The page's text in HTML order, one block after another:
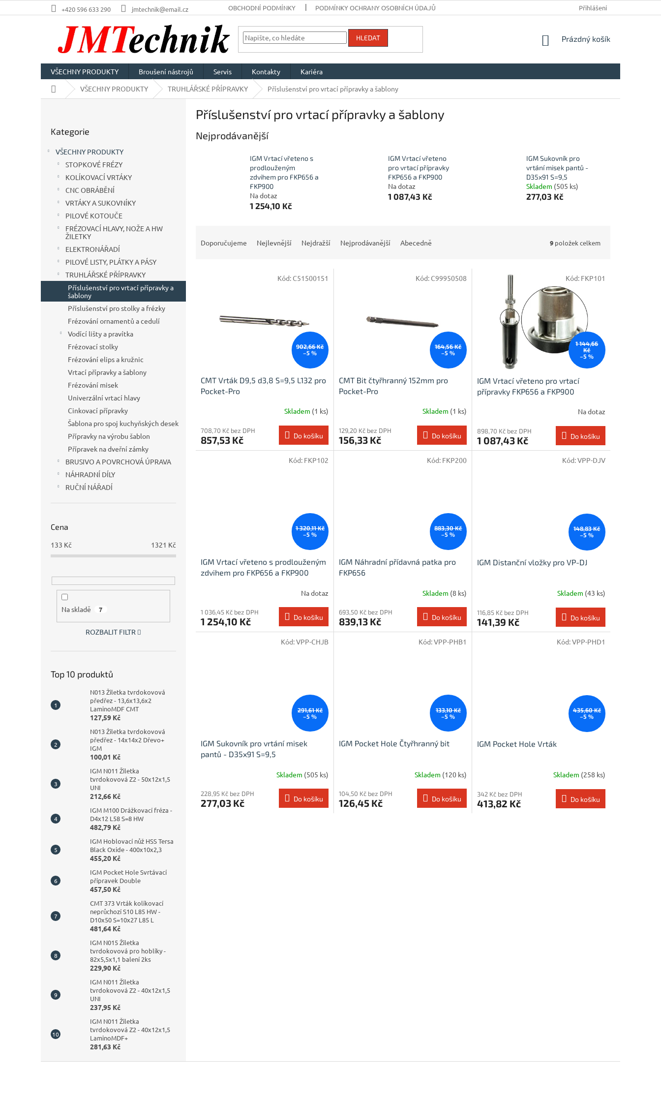
na
+420 596 633 290 jmtechnik@email.cz OBCHODNÍ PODMÍNKY PODMÍNKY OCHRANY OSOBNÍCH ÚDAJŮ Přihlášení
HLEDAT
NÁKUPNÍ
Prázdný košík
VŠECHNY PRODUKTY Broušení nástrojů Servis Kontakty
Kariéra
Domů VŠECHNY PRODUKTY TRUHLÁŘSKÉ PŘÍPRAVKY Příslušenství pro vrtací přípravky a šablony
kategorie
Kategorie
VŠECHNY PRODUKTY
STOPKOVÉ FRÉZY
KOLÍKOVACÍ VRTÁKY
CNC OBRÁBĚNÍ
VRTÁKY A SUKOVNÍKY
PILOVÉ KOTOUČE
FRÉZOVACÍ HLAVY, NOŽE A HW
ŽILETKY
ELEKTRONÁŘADÍ
PILOVÉ LISTY, PLÁTKY A PÁSY
TRUHLÁŘSKÉ PŘÍPRAVKY
Příslušenství pro vrtací přípravky a
šablony
Příslušenství pro stolky a frézky
Frézování ornamentů a cedulí
Vodící lišty a pravítka
Frézovací stolky
Frézování elips a kružnic
Vrtací přípravky a šablony
Frézování misek
Univerzální vrtací hlavy
Cinkovací přípravky
Šablona pro spoj kuchyňských desek
Přípravky na výrobu šablon
Přípravek na dveřní zámky
BRUSIVO A POVRCHOVÁ ÚPRAVA
NÁHRADNÍ DÍLY
RUČNÍ NÁŘADÍ
Cena
133 Kč 1321 Kč
Na skladě 7
ROZBALIT FILTR
Top 10 produktů
N013 Žiletka tvrdokovová
předřez - 13,6x13,6x2
LaminoMDF CMT
127,59 Kč
N013 Žiletka tvrdokovová
předřez - 14x14x2 Dřevo+
IGM
100,01 Kč
IGM N011 Žiletka
tvrdokovová Z2 - 50x12x1,5
UNI
212,66 Kč
IGM M100 Drážkovací fréza -
D4x12 L58 S=8 HW
482,79 Kč
IGM Hoblovací nůž HSS Tersa
Black Oxide - 400x10x2,3
455,20 Kč
IGM Pocket Hole Svrtávací
přípravek Double
457,50 Kč
CMT 373 Vrták kolíkovací
neprůchozí S10 L85 HW -
D10x50 S=10x27 L85 L
481,64 Kč
IGM N015 Žiletka
tvrdokovová pro hoblíky -
82x5,5x1,1 balení 2ks
229,90 Kč
IGM N011 Žiletka
tvrdokovová Z2 - 40x12x1,5
UNI
237,95 Kč
IGM N011 Žiletka
tvrdokovová Z2 - 40x12x1,5
LaminoMDF+
281,63 Kč
Příslušenství pro vrtací přípravky a šablony
Nejprodávanější
IGM Vrtací vřeteno s
prodlouženým
zdvihem pro FKP656 a
FKP900
Na dotaz
1 254,10 Kč
IGM Vrtací vřeteno
pro vrtací přípravky
FKP656 a FKP900
Na dotaz
1 087,43 Kč
IGM Sukovník pro
vrtání misek pantů -
D35x91 S=9,5
Skladem (505 ks)
277,03 Kč
Doporučujeme Nejlevnější Nejdražší Nejprodávanější Abecedně 9 položek celkem
902,66 Kč
–5 %
CMT Vrták D9,5 d3,8 S=9,5 L132 pro
Pocket-Pro
Skladem (1 ks)
708,70 Kč bez DPH
857,53 Kč Do košíku
Kód: C51500151
164,56 Kč
–5 %
CMT Bit čtyřhranný 152mm pro
Pocket-Pro
Skladem (1 ks)
129,20 Kč bez DPH
156,33 Kč Do košíku
Kód: C99950508
1 144,66
Kč
–5 %
IGM Vrtací vřeteno pro vrtací
přípravky FKP656 a FKP900
Na dotaz
898,70 Kč bez DPH
1 087,43 Kč Do košíku
Kód: FKP101
1 320,11 Kč
–5 %
IGM Vrtací vřeteno s prodlouženým
zdvihem pro FKP656 a FKP900
Na dotaz
1 036,45 Kč bez DPH
1 254,10 Kč Do košíku
Kód: FKP102
883,30 Kč
–5 %
IGM Náhradní přídavná patka pro
FKP656
Skladem (8 ks)
693,50 Kč bez DPH
839,13 Kč Do košíku
Kód: FKP200
148,83 Kč
–5 %
IGM Distanční vložky pro VP-DJ
Skladem (43 ks)
116,85 Kč bez DPH
141,39 Kč Do košíku
Kód:VPP-DJV
291,61 Kč
–5 %
IGM Sukovník pro vrtání misek
pantů - D35x91 S=9,5
Skladem (505 ks)
228,95 Kč bez DPH
277,03 Kč Do košíku
Kód:VPP-CHJB
133,10 Kč
–5 %
IGM Pocket Hole Čtyřhranný bit
Skladem (120 ks)
104,50 Kč bez DPH
126,45 Kč Do košíku
Kód:VPP-PHB1
435,60 Kč
–5 %
IGM Pocket Hole Vrták
Skladem (258 ks)
342 Kč bez DPH
413,82 Kč Do košíku
Kód:VPP-PHD1